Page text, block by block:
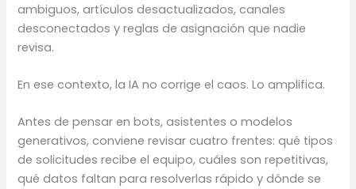
ambiguos, artículos desactualizados, canales
desconectados y reglas de asignación que nadie
revisa.
En ese contexto, la IA no corrige el caos. Lo amplifica.
Antes de pensar en bots, asistentes o modelos
generativos, conviene revisar cuatro frentes: qué tipos
de solicitudes recibe el equipo, cuáles son repetitivas,
qué datos faltan para resolverlas rápido y dónde se